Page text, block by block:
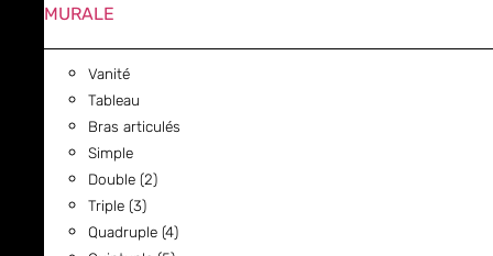
MURALE
Vanité
Tableau
Bras articulés
Simple
Double (2)
Triple (3)
Quadruple (4)